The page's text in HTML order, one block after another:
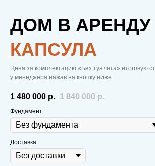
ДОМ В АРЕНДУ
КАПСУЛА
Цена за комплектацию «Без туалета» итоговую
у менеджера нажав на кнопку ниже
1 480 000 р. 1 840 000 р.
Фундамент
Доставка